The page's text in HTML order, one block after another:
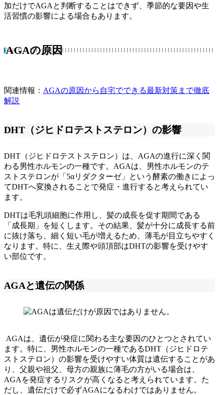
加だけでAGAと判断することはできず、季節的な要因や生
活習慣の影響による場合もあります。
AGAの原因
関連情報： AGAの原因から自宅でできる最新対策まで徹底
解説
DHT（ジヒドロテストステロン）の影響
DHT（ジヒドロテストステロン）は、AGAの進行に深く関
わる男性ホルモンの一種です。AGAは、男性ホルモンのテ
ストステロンが「5αリダクターゼ」という酵素の働きによっ
てDHTへ変換されることで発症・進行すると考えられてい
ます。
DHTは毛乳頭細胞に作用し、髪の成長を促す期間である
「成長期」を短くします。その結果、髪が十分に成長する前
に抜け落ち、細く短い毛が増えるため、薄毛が目立ちやすく
なります。特に、生え際や頭頂部はDHTの影響を受けやす
い部位です。
AGAと遺伝の関係
AGAは、遺伝が発症に関わる主な要因のひとつとされてい
ます。特に、男性ホルモンの一種であるDHT（ジヒドロテ
ストステロン）の影響を受けやすい体質は遺伝することがあ
り、父親や祖父、母方の親族に薄毛の方がいる場合は、
AGAを発症するリスクが高くなると考えられています。た
だし、遺伝だけで必ずAGAになるわけではありません。